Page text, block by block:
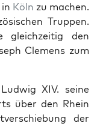
Köln zu machen.
Trup­pen.
gle­ichzeit­ig den
Clemens zum
XIV. seine
über den Rhein
der